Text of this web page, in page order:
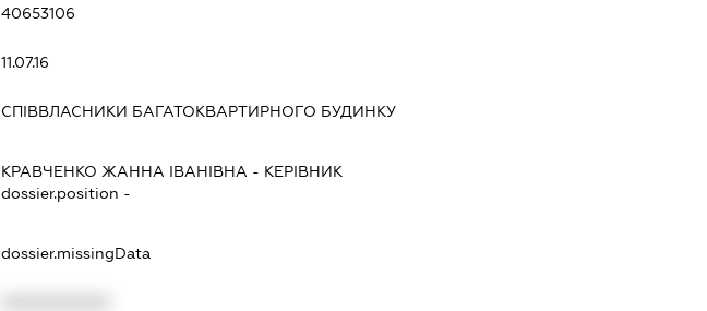
40653106
11.07.16
СПІВВЛАСНИКИ БАГАТОКВАРТИРНОГО БУДИНКУ
КРАВЧЕНКО ЖАННА ІВАНІВНА - КЕРІВНИК
dossier.position -
dossier.missingData